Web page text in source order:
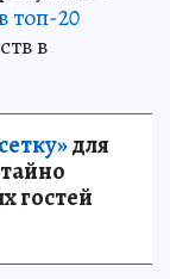
топ-20
в
для
гостей